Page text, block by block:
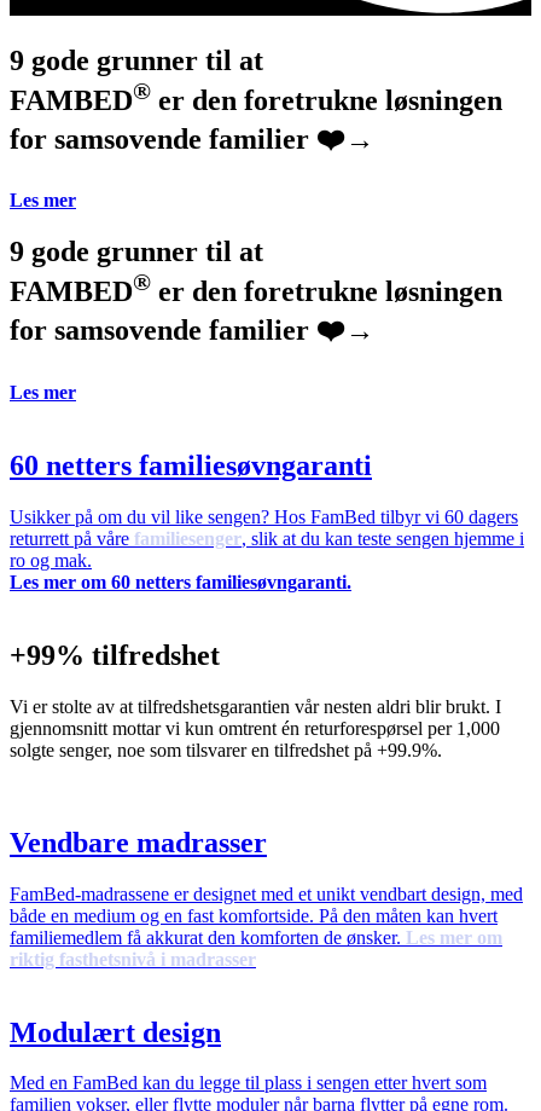
9 gode grunner til at
FAMBED® er den foretrukne løsningen
for samsovende familier ❤️→
Les mer
9 gode grunner til at
FAMBED® er den foretrukne løsningen
for samsovende familier ❤️→
Les mer
60 netters familiesøvngaranti
Usikker på om du vil like sengen? Hos FamBed tilbyr vi 60 dagers
returrett på våre familiesenger, slik at du kan teste sengen hjemme i
ro og mak.
Les mer om 60 netters familiesøvngaranti.
+99% tilfredshet
Vi er stolte av at tilfredshetsgarantien vår nesten aldri blir brukt. I
gjennomsnitt mottar vi kun omtrent én returforespørsel per 1,000
solgte senger, noe som tilsvarer en tilfredshet på +99.9%.
Vendbare madrasser
FamBed-madrassene er designet med et unikt vendbart design, med
både en medium og en fast komfortside. På den måten kan hvert
familiemedlem få akkurat den komforten de ønsker. Les mer om
riktig fasthetsnivå i madrasser
Modulært design
Med en FamBed kan du legge til plass i sengen etter hvert som
familien vokser, eller flytte moduler når barna flytter på egne rom.